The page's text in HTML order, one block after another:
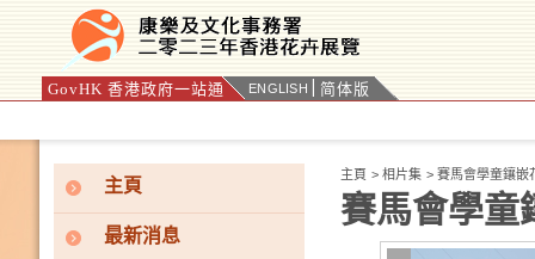
GovHK 香港政府一站通 ENGLISH 简体版
按“Tab”進入菜單
主頁
最新消息
主頁 > 相片集 > 賽馬會學童鑲嵌
賽馬會學童